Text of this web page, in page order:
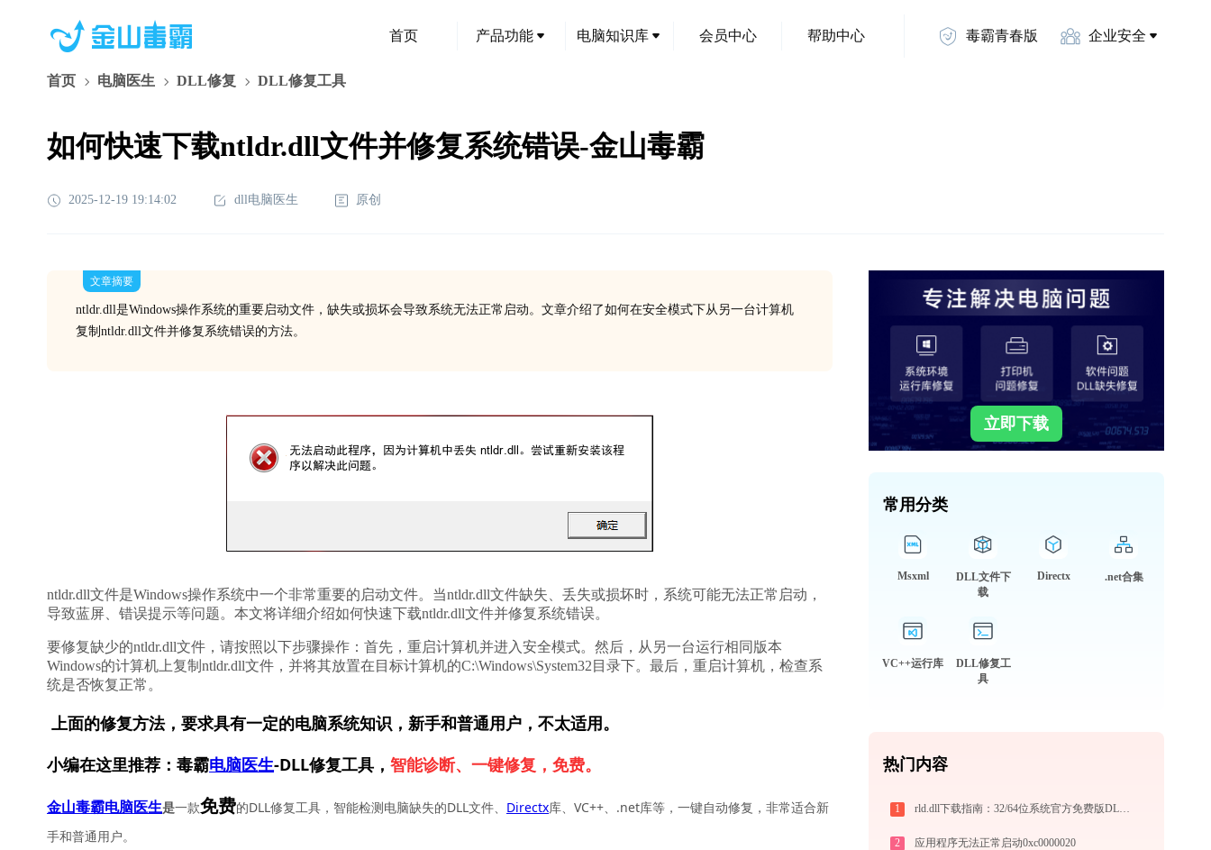
首页 产品功能 电脑知识库 会员中心 帮助中心 毒霸青春版 企业安全
首页 电脑医生 DLL修复 DLL修复工具
如何快速下载ntldr.dll文件并修复系统错误-金山毒霸
2025-12-19 19:14:02 dll电脑医生 原创
文章摘要
ntldr.dll是Windows操作系统的重要启动文件，缺失或损坏会导致系统无法正常启动。文章介绍了如何在安全模式下从另一台计算机
复制ntldr.dll文件并修复系统错误的方法。
ntldr.dll文件是Windows操作系统中一个非常重要的启动文件。当ntldr.dll文件缺失、丢失或损坏时，系统可能无法正常启动，
导致蓝屏、错误提示等问题。本文将详细介绍如何快速下载ntldr.dll文件并修复系统错误。
要修复缺少的ntldr.dll文件，请按照以下步骤操作：首先，重启计算机并进入安全模式。然后，从另一台运行相同版本
Windows的计算机上复制ntldr.dll文件，并将其放置在目标计算机的C:\Windows\System32目录下。最后，重启计算机，检查系
统是否恢复正常。
上面的修复方法，要求具有一定的电脑系统知识，新手和普通用户，不太适用。
小编在这里推荐：毒霸电脑医生-DLL修复工具， 智能诊断、一键修复，免费。
金山毒霸电脑医生是一款免费的DLL修复工具，智能检测电脑缺失的DLL文件、 Directx库、VC++、.net库等，一键自动修复，非常适合新
手和普通用户。
立即下载
常用分类
Msxml
DLL文件下
载
Directx .net合集
VC++运行库
DLL修复工
具
热门内容
1 rld.dll下载指南：32/64位系统官方免费版DLL文件修复教程
2 应用程序无法正常启动0xc0000020